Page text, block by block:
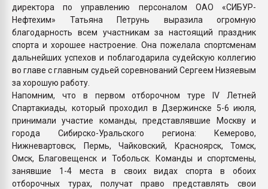
директора по управлению персоналом ОАО «СИБУР-
Нефтехим» Татьяна Петрунь выразила огромную
благодарность всем участникам за настоящий праздник
спорта и хорошее настроение. Она пожелала спортсменам
дальнейших успехов и поблагодарила судейскую коллегию
во главе с главным судьей соревнований Сергеем Низяевым
за хорошую работу.
Напомним, что в первом отборочном туре IV Летней
Спартакиады, который проходил в Дзержинске 5-6 июля,
принимали участие команды, представлявшие Москву и
города Сибирско-Уральского региона: Кемерово,
Нижневартовск, Пермь, Чайковский, Красноярск, Томск,
Омск, Благовещенск и Тобольск. Команды и спортсмены,
занявшие 1-4 места в своих видах спорта в обоих
отборочных турах, получат право представлять свои